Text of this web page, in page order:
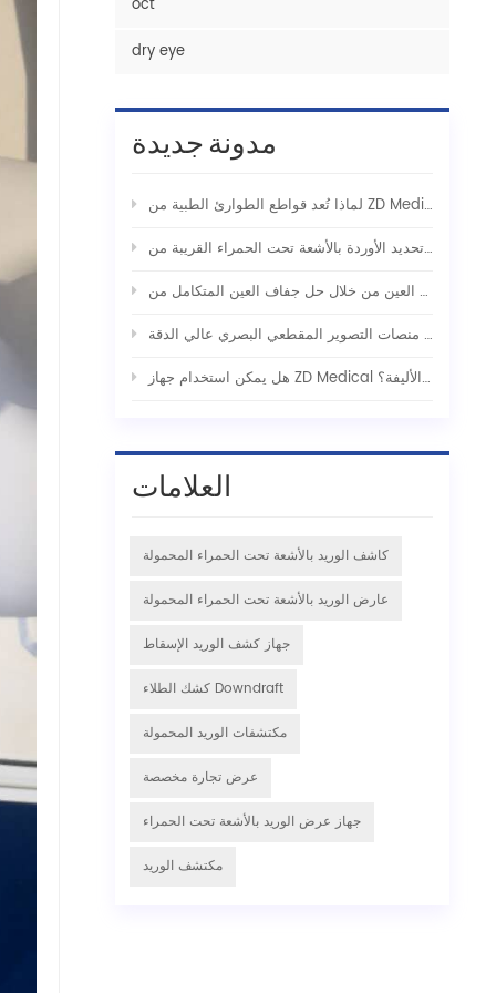
oct
dry eye
مدونة جديدة
هل يمكن استخدام جهاز ZD Medical لتحديد الأوردة الوريدي للاستخدام مع الحيوانات الأليفة؟
العلامات
كاشف الوريد بالأشعة تحت الحمراء المحمولة
عارض الوريد بالأشعة تحت الحمراء المحمولة
جهاز كشف الوريد الإسقاط
كشك الطلاء Downdraft
مكتشفات الوريد المحمولة
عرض تجارة مخصصة
جهاز عرض الوريد بالأشعة تحت الحمراء
مكتشف الوريد